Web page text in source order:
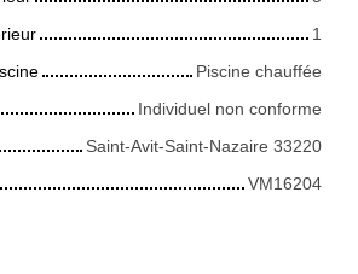
1
Piscine chauffée
Individuel non conforme
Saint-Avit-Saint-Nazaire 33220
VM16204